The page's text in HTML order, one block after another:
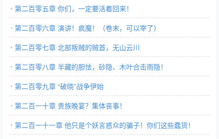
第二百零五章 你们，一定要活着回来！
第二百零六章 演讲！疯魔！（卷末，可以宰了）
第二百零七章 北部叛贼的贼首，无山云川
第二百零八章 半藏的胆怯，砂隐、木叶合击雨隐！
第二百零九章 “破晓”战争伊始
第二百一十章 贵族晚宴？集体丧事！
第二百一十一章 他只是个妖言惑众的骗子！你们这些蠢货！